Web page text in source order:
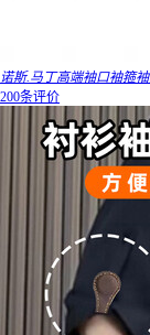
诺斯.马丁高端袖口袖箍
200条评价